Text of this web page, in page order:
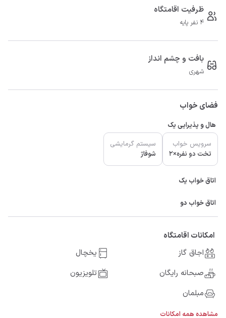
ظرفیت اقامتگاه
4 نفر پایه
بافت و چشم انداز
شهری
فضای خواب
هال و پذیرایی یک
سرویس خواب
تخت دو نفره×2
سیستم گرمایشی
شوفاژ
اتاق خواب یک
اتاق خواب دو
امکانات اقامتگاه
اجاق گاز
یخچال
صبحانه رایگان
تلویزیون
مبلمان
مشاهده همه امکانات